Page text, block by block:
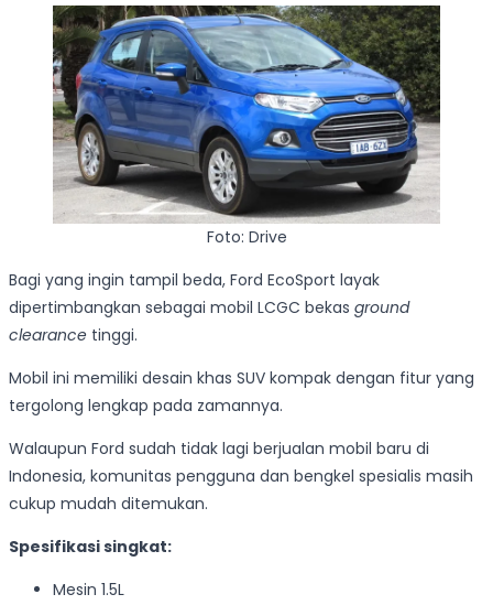
Foto: Drive
Bagi yang ingin tampil beda, Ford EcoSport layak
dipertimbangkan sebagai mobil LCGC bekas ground
clearance tinggi.
Mobil ini memiliki desain khas SUV kompak dengan fitur yang
tergolong lengkap pada zamannya.
Walaupun Ford sudah tidak lagi berjualan mobil baru di
Indonesia, komunitas pengguna dan bengkel spesialis masih
cukup mudah ditemukan.
Spesifikasi singkat:
Mesin 1.5L